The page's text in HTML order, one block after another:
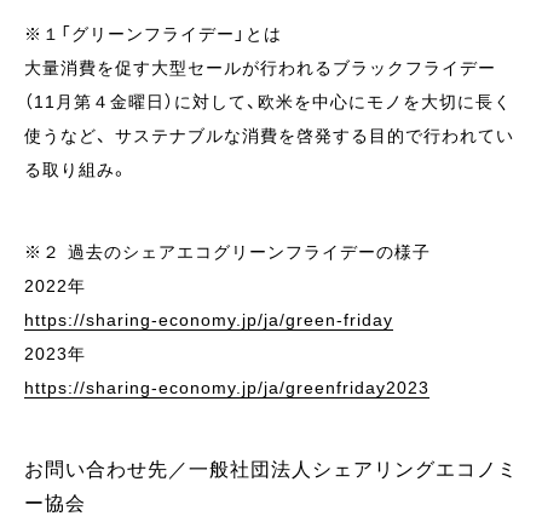
※１「グリーンフライデー」とは
大量消費を促す大型セールが行われるブラックフライデー
（11月第４金曜日）に対して、欧米を中心にモノを大切に長く
使うなど、 サステナブルな消費を啓発する目的で行われてい
る取り組み。
※２ 過去のシェアエコグリーンフライデーの様子
2022年
https://sharing-economy.jp/ja/green-friday
2023年
https://sharing-economy.jp/ja/greenfriday2023
お問い合わせ先／一般社団法人シェアリングエコノミ
ー協会